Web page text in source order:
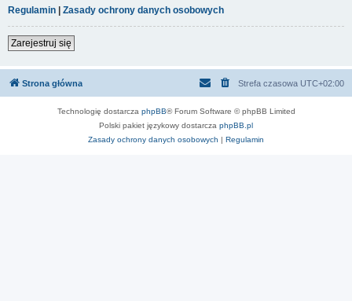
Regulamin | Zasady ochrony danych osobowych
Zarejestruj się
Strona główna Strefa czasowa UTC+02:00
Technologię dostarcza phpBB® Forum Software © phpBB Limited
Polski pakiet językowy dostarcza phpBB.pl
Zasady ochrony danych osobowych | Regulamin